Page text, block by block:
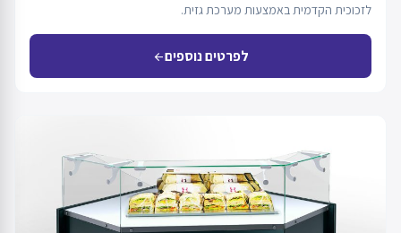
לזכוכית הקדמית באמצעות מערכת גזית.
לפרטים נוספיםarrow_back